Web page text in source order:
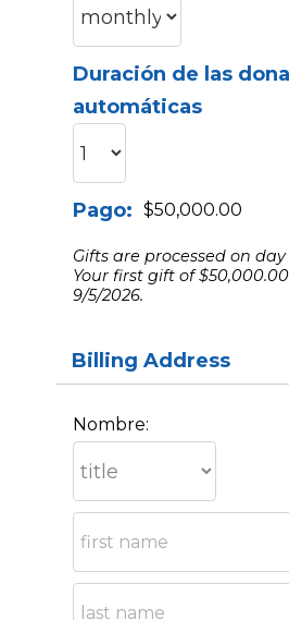
Duración de las
automáticas
Pago: $50,000.00
Gifts are processed on
Your first gift of
9/5/2026.
Billing Address
Nombre: